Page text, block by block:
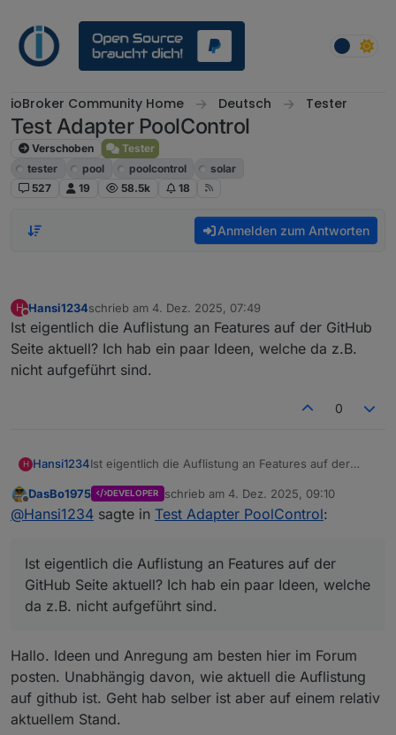
ioBroker Community Home Deutsch Tester
Test Adapter PoolControl
Verschoben
Tester
tester
pool poolcontrol
solar
527
19 58.5k 18
Anmelden zum Antworten
H
Nicht stören
Hansi1234schrieb am 4. Dez. 2025, 07:49
zuletzt editiert von
Ist eigentlich die Auflistung an Features auf der GitHub
Seite aktuell? Ich hab ein paar Ideen, welche da z.B.
nicht aufgeführt sind.
0
H Hansi1234Ist eigentlich die Auflistung an Features auf der
da z.B. nicht aufgeführt sind.
Offline
DasBo1975 DEVELOPER schrieb am 4. Dez. 2025, 09:10
zuletzt editiert von
@Hansi1234 sagte in Test Adapter PoolControl:
Ist eigentlich die Auflistung an Features auf der
GitHub Seite aktuell? Ich hab ein paar Ideen, welche
da z.B. nicht aufgeführt sind.
Hallo. Ideen und Anregung am besten hier im Forum
posten. Unabhängig davon, wie aktuell die Auflistung
auf github ist. Geht hab selber ist aber auf einem relativ
aktuellem Stand.